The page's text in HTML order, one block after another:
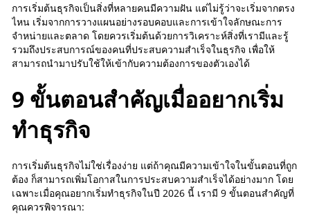
การเริ่มต้นธุรกิจเป็นสิ่งที่หลายคนมีความฝัน แต่ไม่รู้ว่าจะเริ่มจากตรง
ไหน เริ่มจากการวางแผนอย่างรอบคอบและการเข้าใจลักษณะการ
จำหน่ายและตลาด โดยควรเริ่มต้นด้วยการวิเคราะห์สิ่งที่เรามีและรู้
รวมถึงประสบการณ์ของคนที่ประสบความสำเร็จในธุรกิจ เพื่อให้
สามารถนำมาปรับใช้ให้เข้ากับความต้องการของตัวเองได้
9 ขั้นตอนสำคัญเมื่ออยากเริ่ม
ทําธุรกิจ
การเริ่มต้นธุรกิจไม่ใช่เรื่องง่าย แต่ถ้าคุณมีความเข้าใจในขั้นตอนที่ถูก
ต้อง ก็สามารถเพิ่มโอกาสในการประสบความสำเร็จได้อย่างมาก โดย
เฉพาะเมื่อคุณอยากเริ่มทําธุรกิจในปี 2026 นี้ เรามี 9 ขั้นตอนสำคัญที่
คุณควรพิจารณา: